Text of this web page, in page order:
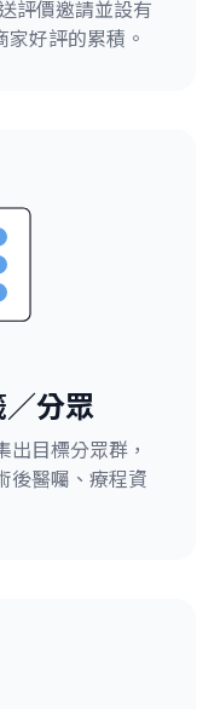
評價邀請並設有
好評的累積。
分眾
目標分眾群，
後醫囑、療程資